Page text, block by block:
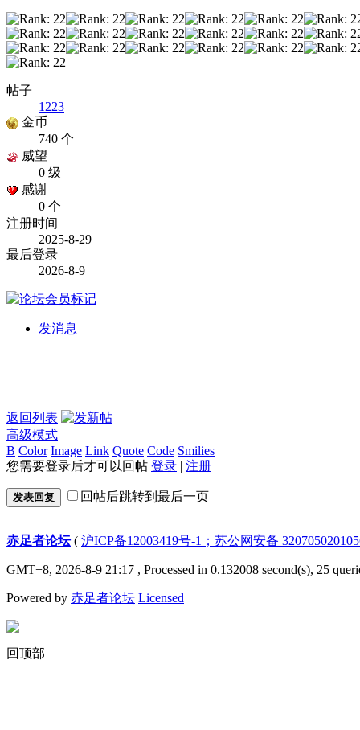
帖子
1223
金币
740 个
威望
0 级
感谢
0 个
注册时间
2025-8-29
最后登录
2026-8-9
发消息
返回列表
高级模式
B Color Image Link Quote Code Smilies
您需要登录后才可以回帖 登录 | 注册
发表回复 回帖后跳转到最后一页
赤足者论坛( 沪ICP备12003419号-1；苏公网安备
GMT+8, 2026-8-9 21:17 , Processed in 0.132008 second(s), 25
Powered by 赤足者论坛 Licensed
回顶部